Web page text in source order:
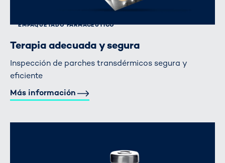
EMPAQUETADO FARMACÉUTICO
Terapia adecuada y segura
Inspección de parches transdérmicos segura y
eficiente
Más información